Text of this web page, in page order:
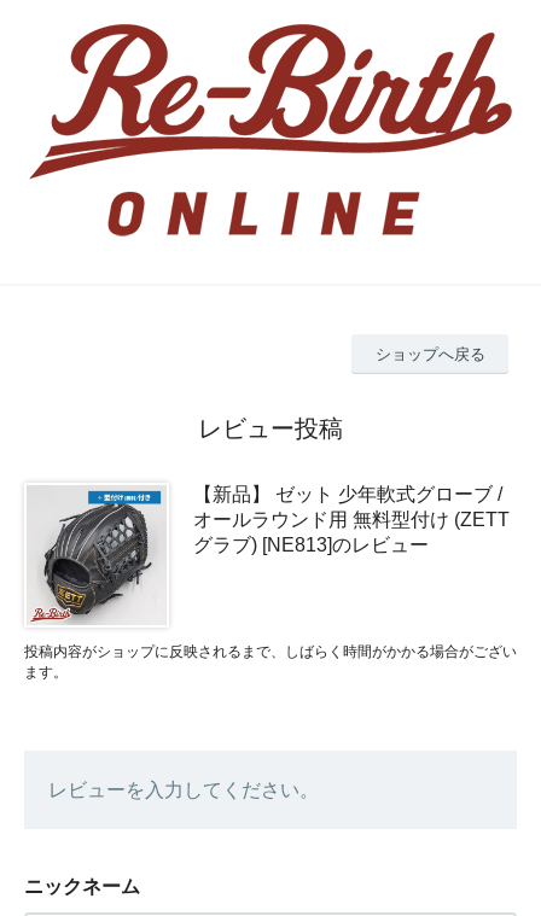
ショップへ戻る
レビュー投稿
【新品】 ゼット 少年軟式グローブ /
オールラウンド用 無料型付け (ZETT
グラブ) [NE813]のレビュー
投稿内容がショップに反映されるまで、しばらく時間がかかる場合がござい
ます。
レビューを入力してください。
ニックネーム